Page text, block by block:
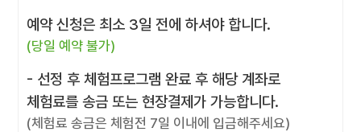
예약 신청은 최소 3일 전에 하셔야 합니다.
(당일 예약 불가)
- 선정 후 체험프로그램 완료 후 해당 계좌로
체험료를 송금 또는 현장결제가 가능합니다.
(체험료 송금은 체험전 7일 이내에 입금해주세요)